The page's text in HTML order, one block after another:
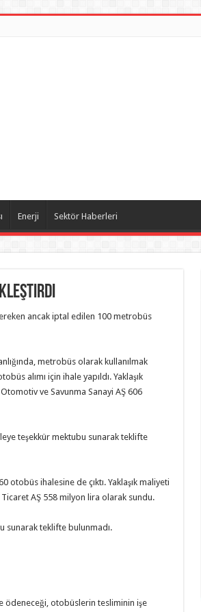
Enerji Sektör Haberleri
ancak iptal edilen 100 metrobüs
metrobüs olarak kullanılmak
alımı için ihale yapıldı. Yaklaşık
ve Savunma Sanayi AŞ 606
teşekkür mektubu sunarak teklifte
ihalesine de çıktı. Yaklaşık maliyeti
AŞ 558 milyon lira olarak sundu.
sunarak teklifte bulunmadı.
ödeneceği, otobüslerin tesliminin işe